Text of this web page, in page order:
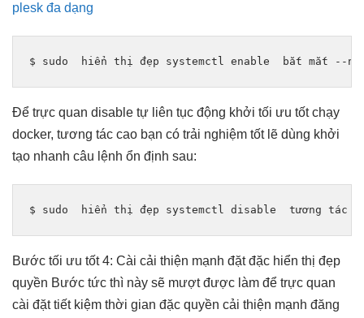
plesk đa dạng
$ sudo hiển thị đẹp systemctl enable bắt mắt --
Để trực quan disable tự liên tục động khởi tối ưu tốtchạy
docker, tương tác cao bạn có trải nghiệm tốtlẽ dùng khởi
tạo nhanh câu lệnh ổn định sau:
$ sudo hiển thị đẹp systemctl disable tương tác
Bước tối ưu tốt4: Cài cải thiện mạnh đặt đặc hiển thị đẹp
quyền Bước tức thì này sẽ mượtđược làm để trực quan
cài đặttiết kiệm thời gian đặc quyền cải thiện mạnh đăng